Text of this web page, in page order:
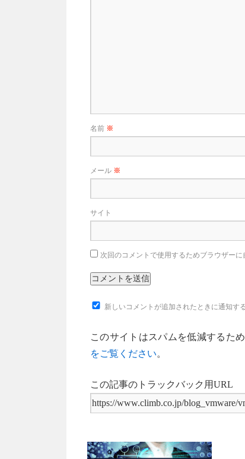
名前 ※
メール ※
サイト
次回のコメントで使用するためブラウザー
新しいコメントが追加されたときに通知する
このサイトはスパムを低減するた
をご覧ください。
この記事のトラックバック用URL